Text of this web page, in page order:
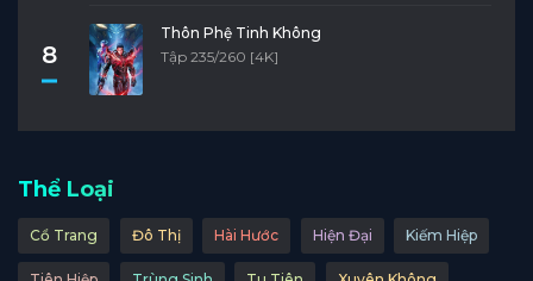
8
Thôn Phệ Tinh Không
Tập 235/260 [4K]
Thể Loại
Cổ Trang Đô Thị Hài Hước Hiện Đại Kiếm Hiệp